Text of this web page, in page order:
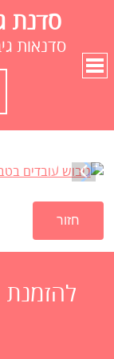
סדנת
סדנאות
חזור
להזמנת